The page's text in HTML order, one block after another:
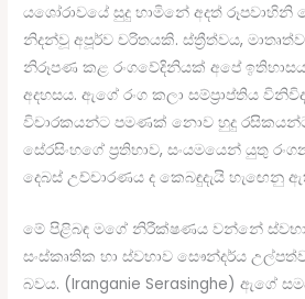
යශෝරාවයේ සුදු හාමිනේ අදත් රූපවාහිනි
නිදන්වූ අපූර්ව චරිතයකි. ස්ත්‍රීත්වය,
නිරූපණ කළ රංගවේදිනියක් අපේ
අදහසය. ඇගේ රංග කලා සම්ප්‍රාප්තිය
විචාරකයන්ට පමණක් නොව හුදු රසිකයන්ට
සේරසිංහගේ ප්‍රතිභාව, සංයමයෙන් යුතු
දෙබස් උච්චාරණය ද කෙබඳුදැයි හැඟෙනු
මේ පිළිබඳ මගේ නිරීක්ෂණය වන්නේ
සංස්කෘතික හා ස්වභාව සෞන්දර්ය
බවය. (Iranganie Serasinghe) ඇගේ